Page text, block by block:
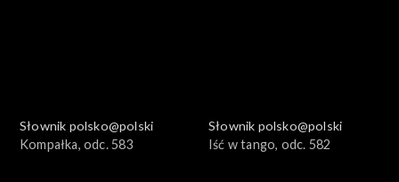
Słownik polsko@polski
Kompałka, odc. 583
Słownik polsko@polski
Iść w tango, odc. 582